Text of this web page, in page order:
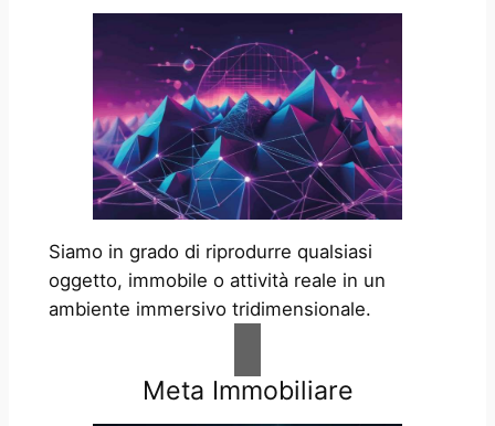
Siamo in grado di riprodurre qualsiasi
oggetto, immobile o attività reale in un
ambiente immersivo tridimensionale.
Meta Immobiliare